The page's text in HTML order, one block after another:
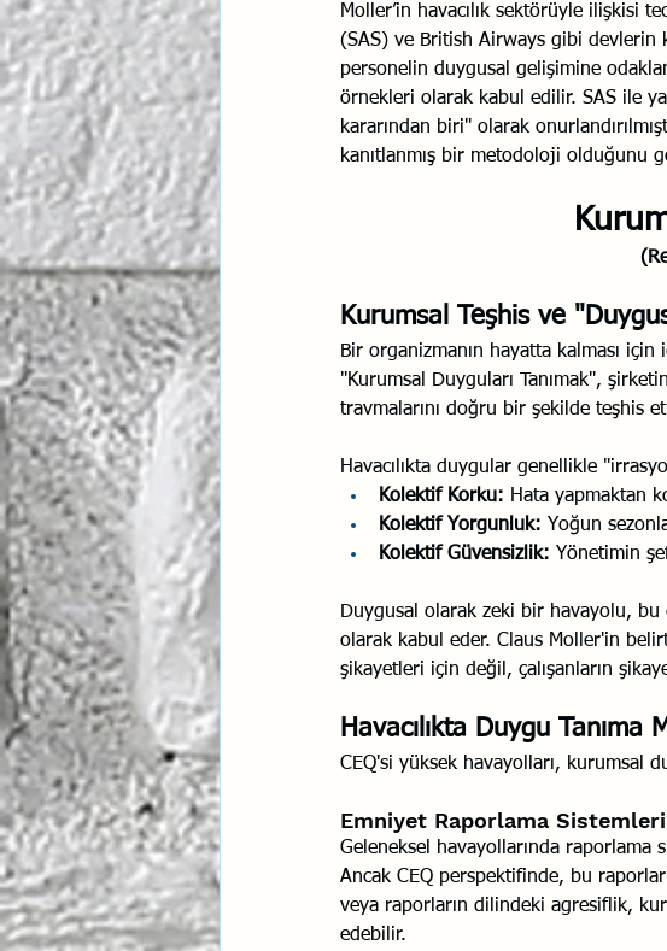
Moller’in havacılık sektörüyle ilişkisi
(SAS) ve British Airways gibi
personelin duygusal gelişimine
örnekleri olarak kabul edilir. SAS ile
kararından biri" olarak
kanıtlanmış bir metodoloji olduğunu
Kurumsal Teşhis ve
Bir organizmanın hayatta kalması
"Kurumsal Duyguları Tanımak",
travmalarını doğru bir şekilde teşhis
Havacılıkta duygular genellikle
Kolektif Korku: Hata yapmaktan
Kolektif Yorgunluk: Yoğun
Kolektif Güvensizlik: Yönetimin
Duygusal olarak zeki bir havayolu,
olarak kabul eder. Claus Moller'in
şikayetleri için değil, çalışanların
Havacılıkta Duygu Tanıma
CEQ'si yüksek havayolları, kurumsal
Emniyet Raporlama
Geleneksel havayollarında raporlama
Ancak CEQ perspektifinde, bu
veya raporların dilindeki agresiflik,
edebilir.